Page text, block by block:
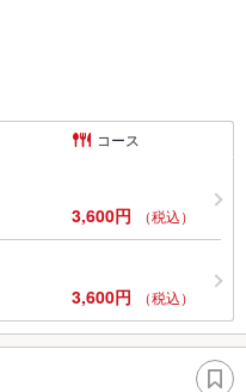
コース
3,600円 （税込）
3,600円 （税込）